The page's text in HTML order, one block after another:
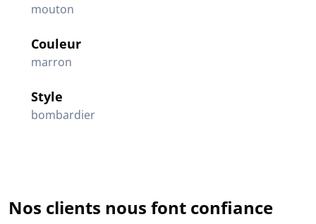
mouton
Couleur
marron
Style
bombardier
Nos clients nous font confiance